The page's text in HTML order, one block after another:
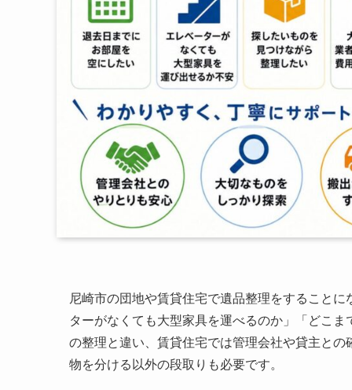
尼崎市の団地や賃貸住宅で遺品整理をすること
ターがなくても大型家具を運べるのか」「どこ
の整理と違い、賃貸住宅では管理会社や貸主と
物を分ける以外の段取りも必要です。